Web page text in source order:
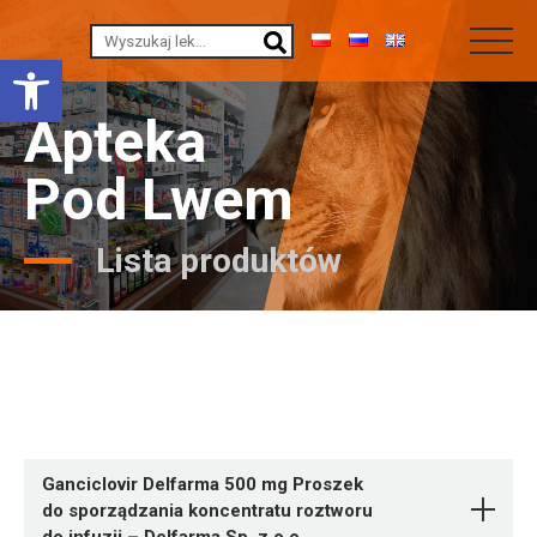
Otwórz pasek narzędzi
Apteka
Pod Lwem
Lista produktów
Ganciclovir Delfarma 500 mg Proszek
do sporządzania koncentratu roztworu